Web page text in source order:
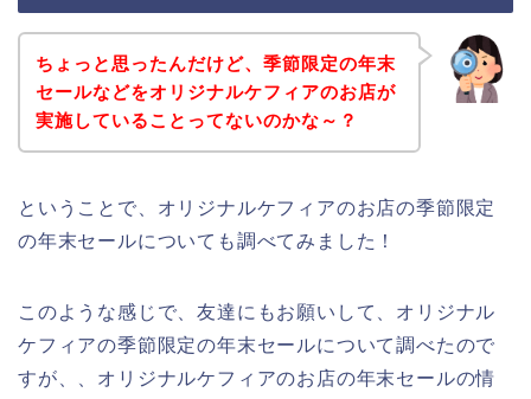
ちょっと思ったんだけど、季節限定の年末
セールなどをオリジナルケフィアのお店が
実施していることってないのかな～？
ということで、オリジナルケフィアのお店の季節限定
の年末セールについても調べてみました！
このような感じで、友達にもお願いして、オリジナル
ケフィアの季節限定の年末セールについて調べたので
すが、、オリジナルケフィアのお店の年末セールの情